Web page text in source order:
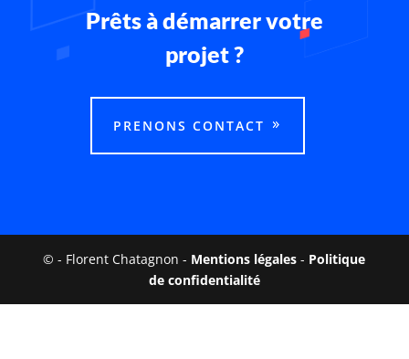
Prêts à démarrer votre
projet ?
PRENONS CONTACT
©- Florent Chatagnon - Mentions légales - Politique
de confidentialité